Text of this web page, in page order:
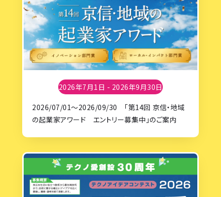
2026年7月1日 - 2026年9月30日
2026/07/01～2026/09/30 「第14回 京信・地域
の起業家アワード エントリー募集中」のご案内